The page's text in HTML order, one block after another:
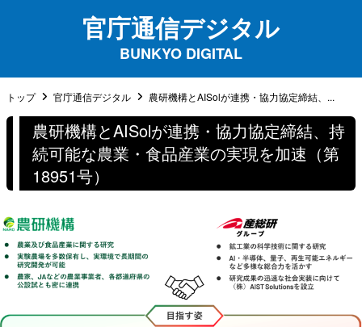
官庁通信デジタル
BUNKYO DIGITAL
トップ 官庁通信デジタル 農研機構とAISolが連携・協力協定締結、...
農研機構とAISolが連携・協力協定締結、持
続可能な農業・食品産業の実現を加速（第
18951号）